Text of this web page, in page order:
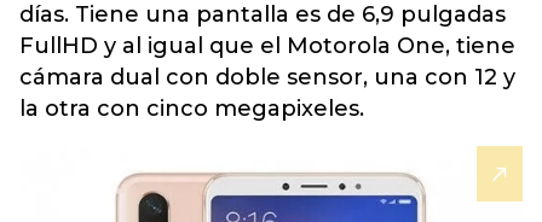
días. Tiene una pantalla es de 6,9 pulgadas
FullHD y al igual que el Motorola One, tiene
cámara dual con doble sensor, una con 12 y
la otra con cinco megapixeles.